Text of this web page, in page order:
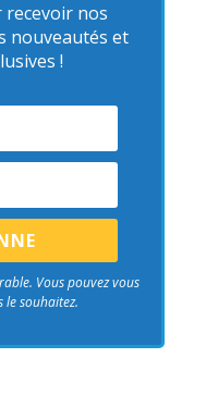
nos
nouveautés et
!
Vous pouvez vous
le souhaitez.